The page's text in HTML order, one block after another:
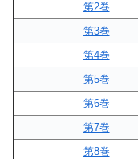
第2巻
第3巻
第4巻
第5巻
第6巻
第7巻
第8巻